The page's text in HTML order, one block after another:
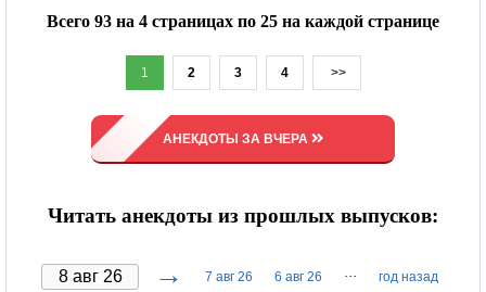
Всего 93 на 4 страницах по 25 на каждой странице
1 2 3 4 >>
АНЕКДОТЫ ЗА ВЧЕРА
Читать анекдоты из прошлых выпусков:
→ 7 авг 26 6 авг 26 ··· год назад